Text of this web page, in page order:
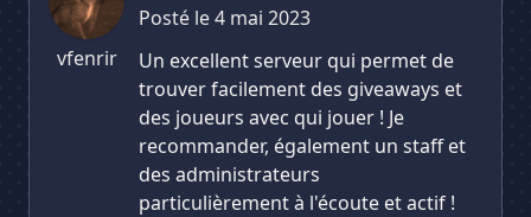
vfenrir
Posté le 4 mai 2023
Un excellent serveur qui permet de
trouver facilement des giveaways et
des joueurs avec qui jouer ! Je
recommander, également un staff et
des administrateurs
particulièrement à l'écoute et actif !